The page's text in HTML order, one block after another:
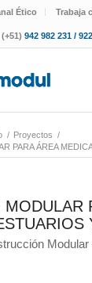
Ético Trabaja
(+51) 942 982 231 /
/ Proyectos /
PARA ÁREA
Modular